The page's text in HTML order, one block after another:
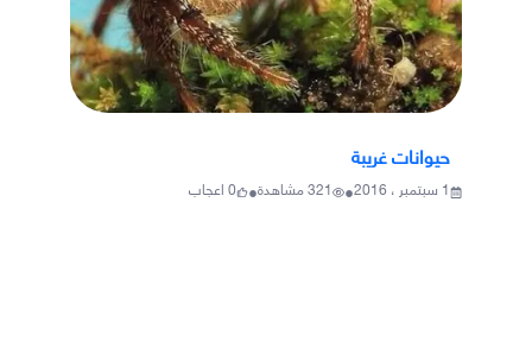
حيوانات غريبة
1 سبتمبر ، 2016 •
321مشاهدة•
0اعجاب